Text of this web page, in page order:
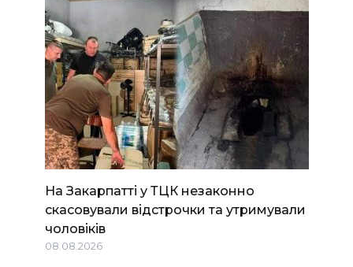
На Закарпатті у ТЦК незаконно
скасовували відстрочки та утримували
чоловіків
08.08.2026